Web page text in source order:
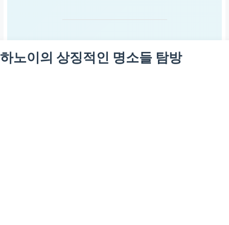
하노이의 상징적인 명소들 탐방